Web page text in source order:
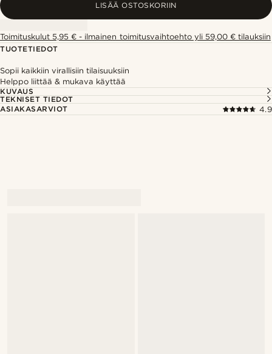
LISÄÄ OSTOSKORIIN
Toimituskulut 5,95 € - ilmainen toimitusvaihtoehto yli 59,00 € tilauksiin
TUOTETIEDOT
Sopii kaikkiin virallisiin tilaisuuksiin
Helppo liittää & mukava käyttää
KUVAUS
TEKNISET TIEDOT
ASIAKASARVIOT
4.9